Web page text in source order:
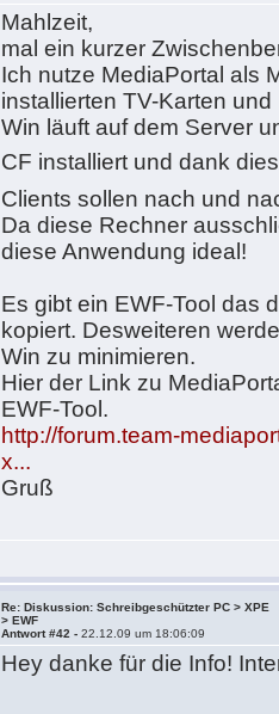
Mahlzeit,
mal ein kurzer
Ich nutze MediaPortal als
installierten TV-Karten
Win läuft auf dem Server
CF installiert und dank
Clients sollen nach und
Da diese Rechner
diese Anwendung ideal!
Es gibt ein EWF-Tool das
kopiert. Desweiteren
Win zu minimieren.
Hier der Link zu
EWF-Tool.
http://forum.team-
x...
Gruß
Re: Diskussion: Schreibgeschützter PC > XPE
> EWF
Antwort #42 -22.12.09 um 18:06:09
Hey danke für die Info!